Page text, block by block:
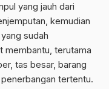
yang jauh dari
kemudian
sudah
membantu, terutama
tas besar, barang
tertentu.